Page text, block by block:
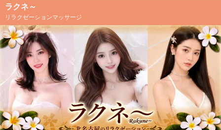
ラクネ～
リラクゼーションマッサージ